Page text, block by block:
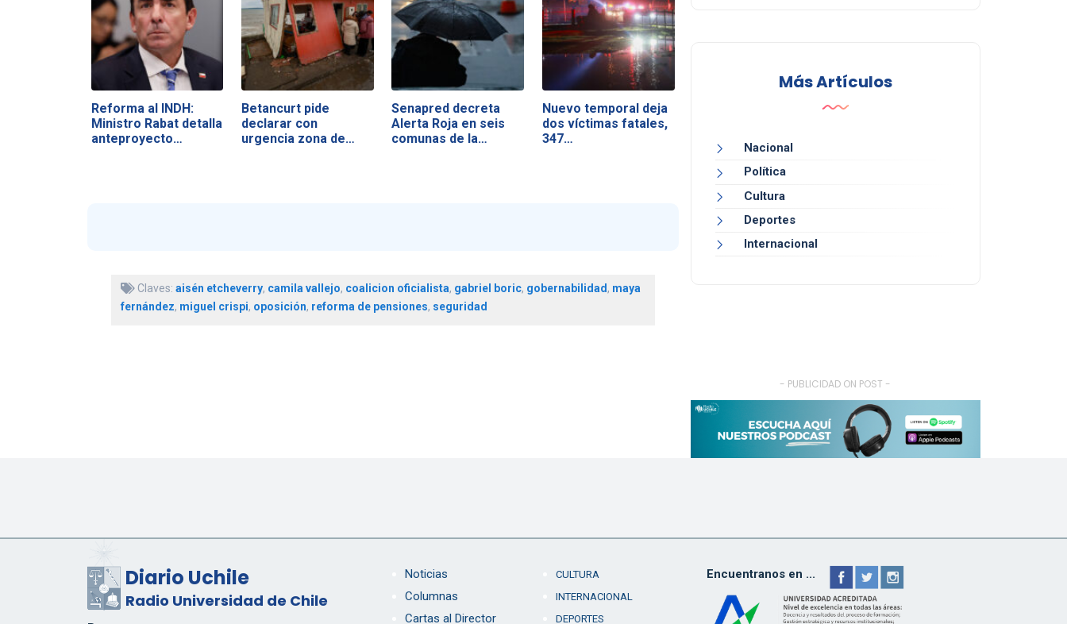
Reforma al INDH:
Ministro Rabat detalla
anteproyecto…
Betancurt pide
declarar con
urgencia zona de…
Senapred decreta
Alerta Roja en seis
comunas de la…
Nuevo temporal deja
dos víctimas fatales,
347…
Claves: aisén etcheverry, camila vallejo, coalicion oficialista, gabriel boric, gobernabilidad, maya
fernández, miguel crispi, oposición, reforma de pensiones, seguridad
Más Artículos
Nacional
Política
Cultura
Deportes
Internacional
- PUBLICIDAD ON POST -
Diario Uchile
Radio Universidad de Chile
Noticias
Columnas
Cartas al Director
CULTURA
INTERNACIONAL
DEPORTES
Encuentranos en ...